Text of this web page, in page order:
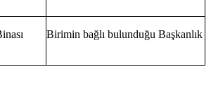
Birimin bağlı bulunduğu Başkanlık